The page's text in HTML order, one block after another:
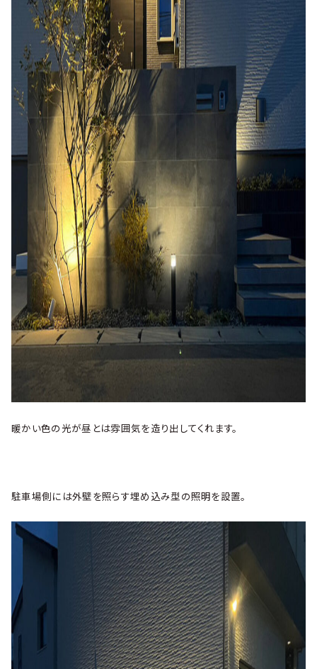
暖かい色の光が昼とは雰囲気を造り出してくれます。
駐車場側には外壁を照らす埋め込み型の照明を設置。